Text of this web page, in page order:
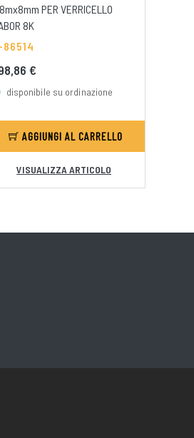
PER VERRICELLO
8K
86514
€
disponibile su ordinazione
AGGIUNGI AL CARRELLO
VISUALIZZA ARTICOLO